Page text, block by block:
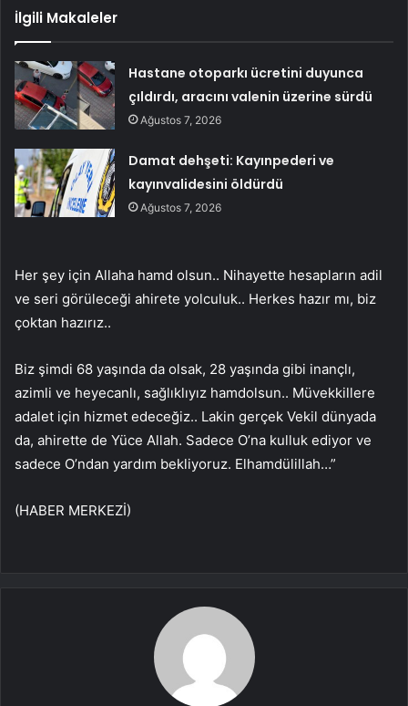
İlgili Makaleler
Hastane otoparkı ücretini duyunca
çıldırdı, aracını valenin üzerine sürdü
Ağustos 7, 2026
Damat dehşeti: Kayınpederi ve
kayınvalidesini öldürdü
Ağustos 7, 2026
Her şey için Allaha hamd olsun.. Nihayette hesapların adil
ve seri görüleceği ahirete yolculuk.. Herkes hazır mı, biz
çoktan hazırız..
Biz şimdi 68 yaşında da olsak, 28 yaşında gibi inançlı,
azimli ve heyecanlı, sağlıklıyız hamdolsun.. Müvekkillere
adalet için hizmet edeceğiz.. Lakin gerçek Vekil dünyada
da, ahirette de Yüce Allah. Sadece O’na kulluk ediyor ve
sadece O’ndan yardım bekliyoruz. Elhamdülillah…”
(HABER MERKEZİ)